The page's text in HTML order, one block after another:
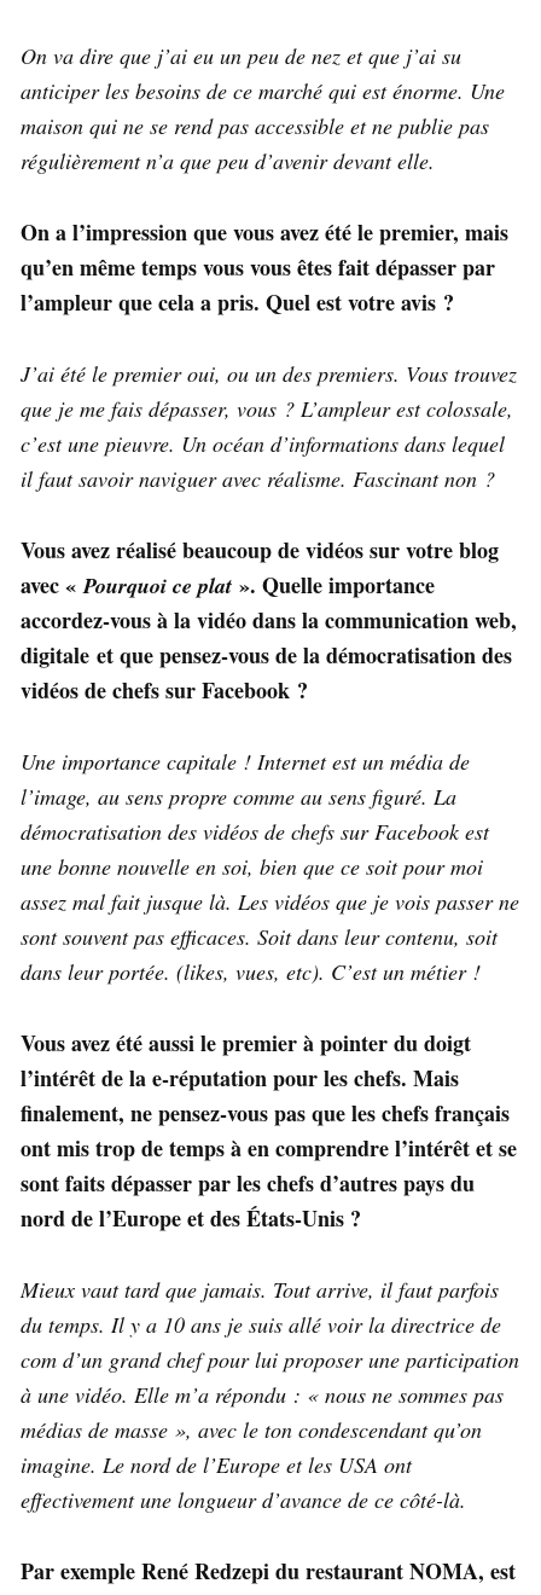
On va dire que j’ai eu un peu de nez et que j’ai su
anticiper les besoins de ce marché qui est énorme. Une
maison qui ne se rend pas accessible et ne publie pas
régulièrement n’a que peu d’avenir devant elle.
On a l’impression que vous avez été le premier, mais
qu’en même temps vous vous êtes fait dépasser par
l’ampleur que cela a pris. Quel est votre avis ?
J’ai été le premier oui, ou un des premiers. Vous trouvez
que je me fais dépasser, vous ? L’ampleur est colossale,
c’est une pieuvre. Un océan d’informations dans lequel
il faut savoir naviguer avec réalisme. Fascinant non ?
Vous avez réalisé beaucoup de vidéos sur votre blog
avec « Pourquoi ce plat ». Quelle importance
accordez-vous à la vidéo dans la communication web,
digitale et que pensez-vous de la démocratisation des
vidéos de chefs sur Facebook ?
Une importance capitale ! Internet est un média de
l’image, au sens propre comme au sens figuré. La
démocratisation des vidéos de chefs sur Facebook est
une bonne nouvelle en soi, bien que ce soit pour moi
assez mal fait jusque là. Les vidéos que je vois passer ne
sont souvent pas efficaces. Soit dans leur contenu, soit
dans leur portée. (likes, vues, etc). C’est un métier !
Vous avez été aussi le premier à pointer du doigt
l’intérêt de la e-réputation pour les chefs. Mais
finalement, ne pensez-vous pas que les chefs français
ont mis trop de temps à en comprendre l’intérêt et se
sont faits dépasser par les chefs d’autres pays du
nord de l’Europe et des États-Unis ?
Mieux vaut tard que jamais. Tout arrive, il faut parfois
du temps. Il y a 10 ans je suis allé voir la directrice de
com d’un grand chef pour lui proposer une participation
à une vidéo. Elle m’a répondu : « nous ne sommes pas
médias de masse », avec le ton condescendant qu’on
imagine. Le nord de l’Europe et les USA ont
effectivement une longueur d’avance de ce côté-là.
Par exemple René Redzepi du restaurant NOMA, est